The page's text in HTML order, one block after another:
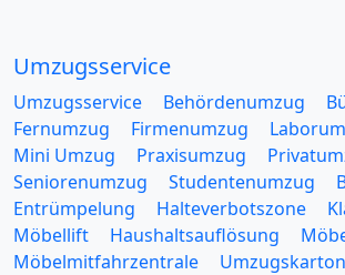
Umzugsservice
Umzugsservice Behördenumzug
Fernumzug
Firmenumzug
Mini Umzug
Praxisumzug
Seniorenumzug
Studentenumzug
Entrümpelung
Halteverbotszone
Möbellift
Haushaltsauflösung
Möbelmitfahrzentrale